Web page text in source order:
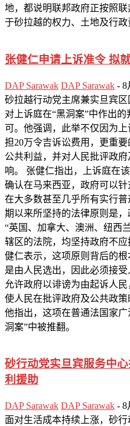
地，都说明联邦政府正按照
于砂拉越的权力、土地及行政
张健仁申请上诉准令 拟
DAP Sarawak DAP Sarawak - 8
砂拉越行动党主席兼实旦宾
对上诉庭在“黑洞案”中作出
可。他强调，此举不仅因为
担20万令吉诉讼费用，更重
公共利益，并对人民批评政
响。 张健仁指出，上诉庭在
确认在马来西亚，政府可以针
在大多数甚至几乎所有实行
期以来所坚持的法律原则是，
“英国、加拿大、澳洲、纽西
辖区的法院，均坚持政府不
健仁表示，这项原则背后的
是由人民选出，因此必须接
允许政府以诽谤为由起诉人
使人民在批评政府及公共政策
他指出，这项在普通法国家
洞案”中被推翻。
砂行动党实旦宾服务中
利援助
DAP Sarawak DAP Sarawak - 8
面对生活成本持续上涨，砂